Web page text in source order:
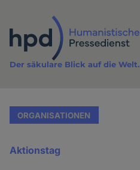
Inhalt
Der säkulare Blick auf die Welt.
ORGANISATIONEN
Aktionstag